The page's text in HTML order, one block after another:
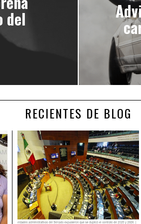
del
RECIENTES DE BLOG